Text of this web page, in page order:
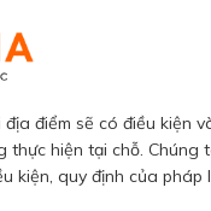
điểm sẽ có điều kiện
thực hiện tại chỗ. Chúng
kiện, quy định của pháp